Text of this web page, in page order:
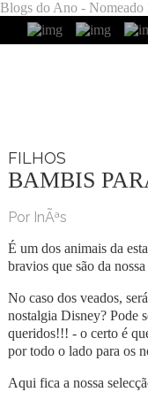
Blogs do Ano - Nomeado
FILHOS
BAMBIS
Por InÃªs
É um dos animais da
bravios que são da
No caso dos veados,
nostalgia Disney? Pode
queridos!!! - o certo é
por todo o lado para os
Aqui fica a nossa